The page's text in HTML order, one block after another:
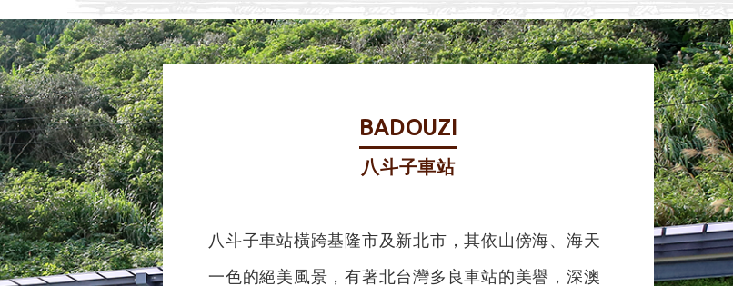
BADOUZI
八斗子車站
八斗子車站橫跨基隆市及新北市，其依山傍海、海天
一色的絕美風景，有著北台灣多良車站的美譽，深澳